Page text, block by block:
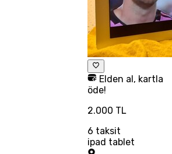
Elden al, kartla
öde!
2.000 TL
6 taksit
ipad tablet